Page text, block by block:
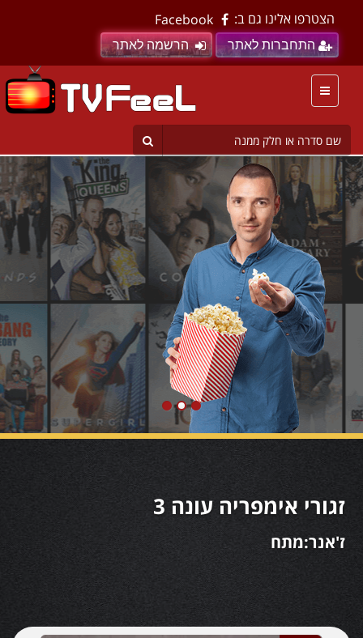
הצטרפו אלינו גם ב: Facebook
התחברות לאתר הרשמה לאתר
זגורי אימפריה עונה 3
ז'אנר:מתח